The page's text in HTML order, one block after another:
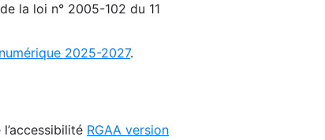
la loi n° 2005-102 du 11
2025-2027.
RGAA version